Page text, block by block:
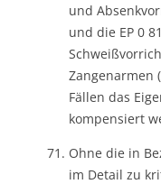
und
und die EP 0
Zangenarmen
Fällen das
kompensiert
Ohne die in
im Detail zu